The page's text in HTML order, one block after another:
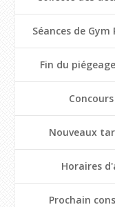
Séances de
Fin du
Nouveaux
Horaires
Prochain